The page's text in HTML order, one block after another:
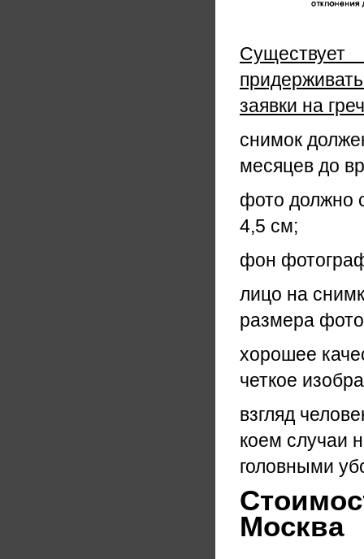
Существует
заявки на
снимок
месяцев до
фото должно
4,5 см;
фон
лицо на
размера
хорошее
четкое
взгляд
коем случаи
головными
Москва